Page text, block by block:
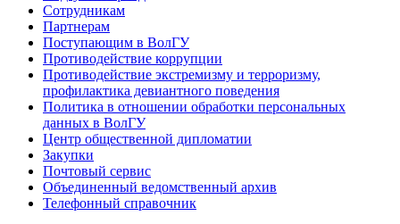
Сотрудникам
Партнерам
Поступающим в ВолГУ
Противодействие коррупции
Противодействие экстремизму и терроризму,
профилактика девиантного поведения
Политика в отношении обработки персональных
данных в ВолГУ
Центр общественной дипломатии
Закупки
Почтовый сервис
Объединенный ведомственный архив
Телефонный справочник